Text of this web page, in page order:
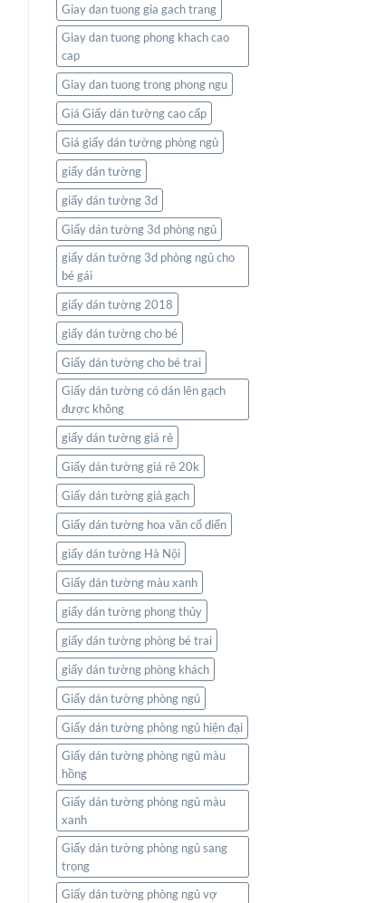
giới
ngay
không
gian
sống
bạn
Giay dan tuong gia gach trang
Giay dan tuong phong khach cao
cap
Giay dan tuong trong phong ngu
Giá Giấy dán tường cao cấp
Giá giấy dán tường phòng ngủ
giấy dán tường
giấy dán tường 3d
Giấy dán tường 3d phòng ngủ
giấy dán tường 3d phòng ngủ cho
bé gái
giấy dán tường 2018
giấy dán tường cho bé
Giấy dán tường cho bé trai
Giấy dán tường có dán lên gạch
được không
giấy dán tường giá rẻ
Giấy dán tường giá rẻ 20k
Giấy dán tường giả gạch
Giấy dán tường hoa văn cổ điển
giấy dán tường Hà Nội
Giấy dán tường màu xanh
giấy dán tường phong thủy
giấy dán tường phòng bé trai
giấy dán tường phòng khách
Giấy dán tường phòng ngủ
Giấy dán tường phòng ngủ hiện đại
Giấy dán tường phòng ngủ màu
hồng
Giấy dán tường phòng ngủ màu
xanh
Giấy dán tường phòng ngủ sang
trọng
Giấy dán tường phòng ngủ vợ